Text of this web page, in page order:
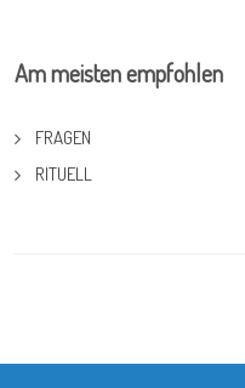
Am meisten empfohlen
FRAGEN
RITUELL